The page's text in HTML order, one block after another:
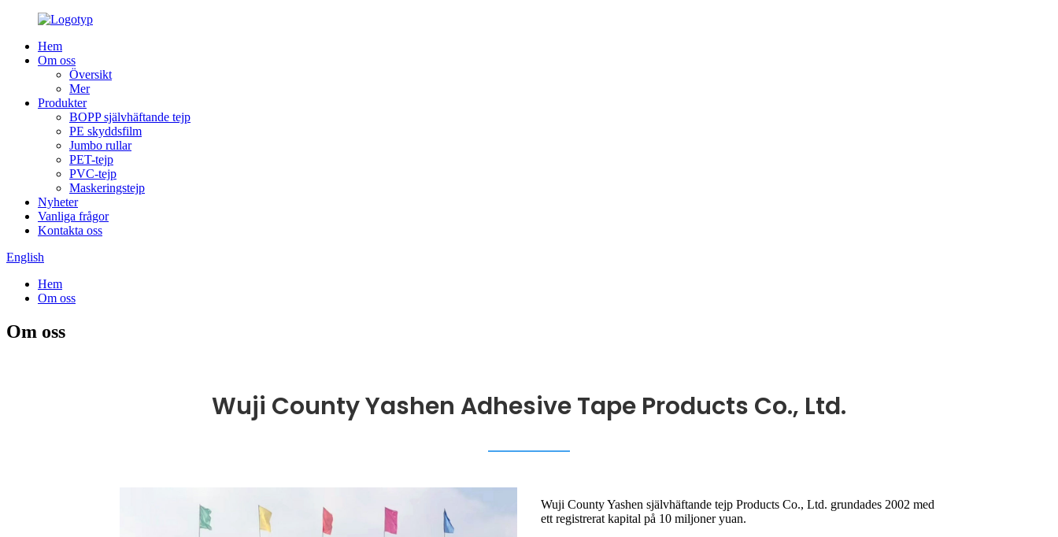
Hem
Om oss
Översikt
Mer
Produkter
BOPP självhäftande tejp
PE skyddsfilm
Jumbo rullar
PET-tejp
PVC-tejp
Maskeringstejp
Nyheter
Vanliga frågor
Kontakta oss
English
Hem
Om oss
Om oss
Wuji County Yashen Adhesive Tape Products Co., Ltd.
Wuji County Yashen självhäftande tejp Products Co., Ltd. grundades 2002 med
ett registrerat kapital på 10 miljoner yuan.